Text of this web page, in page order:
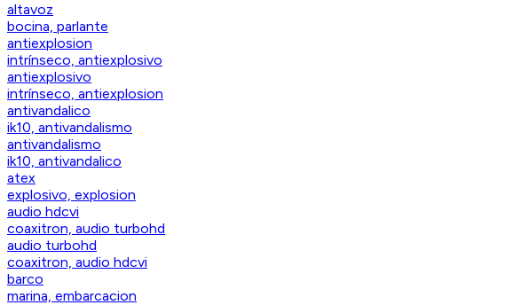
altavoz
bocina, parlante
antiexplosion
intrínseco, antiexplosivo
antiexplosivo
intrínseco, antiexplosion
antivandalico
ik10, antivandalismo
antivandalismo
ik10, antivandalico
atex
explosivo, explosion
audio hdcvi
coaxitron, audio turbohd
audio turbohd
coaxitron, audio hdcvi
barco
marina, embarcacion